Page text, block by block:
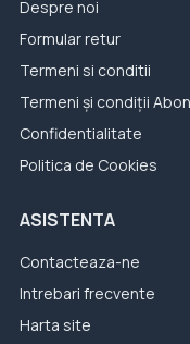
Despre noi
Formular retur
Termeni si conditii
Termeni și condiții
Confidentialitate
Politica de Cookies
ASISTENTA
Contacteaza-ne
Intrebari frecvente
Harta site